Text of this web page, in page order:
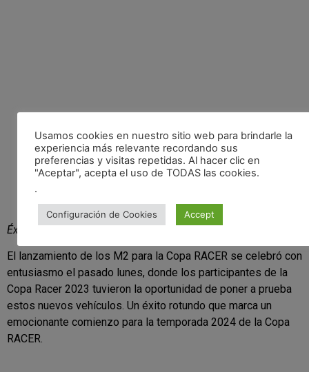
Éxito Inicial:
El lanzamiento de los M2 para la Copa RACER se celebró con
entusiasmo el pasado lunes, donde los participantes de la
Copa Racer 2023 tuvieron la oportunidad de poner a prueba
estos nuevos vehículos. Un éxito rotundo que marca un
emocionante comienzo para la temporada 2024 de la Copa
RACER.
Usamos cookies en nuestro sitio web para brindarle la
experiencia más relevante recordando sus
preferencias y visitas repetidas. Al hacer clic en
"Aceptar", acepta el uso de TODAS las cookies.
.
Configuración de Cookies Accept